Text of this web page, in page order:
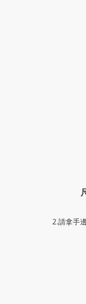
2.請拿手